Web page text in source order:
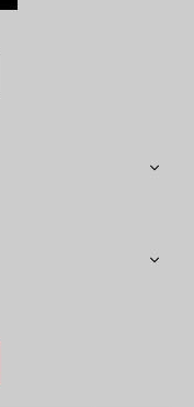
viner
Vinerna görs på
intensiv fyllighet.
Viognierdruvan.
med olika
mindre
påverkat av
druvor trivs i